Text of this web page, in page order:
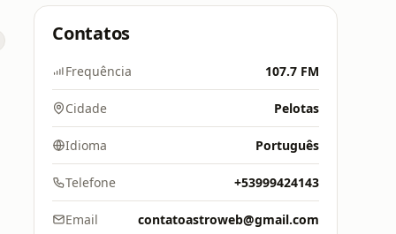
Contatos
Frequência 107.7 FM
Cidade Pelotas
Idioma Português
Telefone +53999424143
Email contatoastroweb@gmail.com